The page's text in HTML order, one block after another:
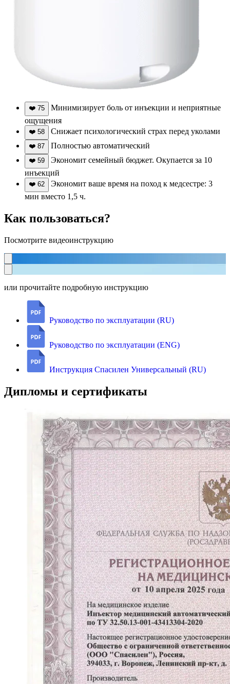
❤️ 75
Минимизирует боль от инъекции и неприятные
ощущения
❤️ 58 Снижает психологический страх перед уколами
❤️ 87 Полностью автоматический
❤️ 59
Экономит семейный бюджет. Окупается за 10
инъекций
❤️ 62
Экономит ваше время на поход к медсестре: 3
мин вместо 1,5 ч.
Как пользоваться?
Посмотрите видеоинструкцию
или прочитайте подробную инструкцию
Руководство по эксплуатации (RU)
Руководство по эксплуатации (ENG)
Инструкция Спасилен Универсальный (RU)
Дипломы и сертификаты